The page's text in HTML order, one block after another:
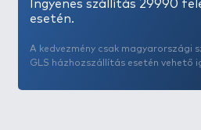
Ingyenes szállítás 29990
esetén.
A kedvezmény csak magyarországi
GLS házhozszállítás esetén vehető